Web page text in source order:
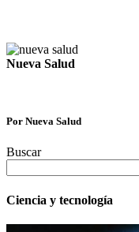
Nueva Salud
Por Nueva Salud
Buscar
Ciencia y tecnología